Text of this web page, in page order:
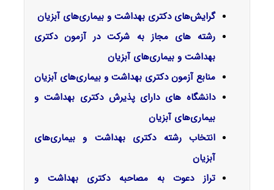
گرایش‌های دکتری ﺑﻬﺪاﺷﺖ و ﺑﻴﻤﺎریﻫﺎی آﺑﺰﻳﺎن
رشته های مجاز به شرکت در آزمون دکتری
بهداشت و بیماری‌های آبزیان
منابع آزمون دکتری بهداشت و بیماری‌های آبزیان
دانشگاه های دارای پذیرش دکتری بهداشت و
بیماری‌های آبزیان
انتخاب رشته دکتری بهداشت و بیماری‌های
آبزیان
تراز دعوت به مصاحبه دکتری بهداشت و